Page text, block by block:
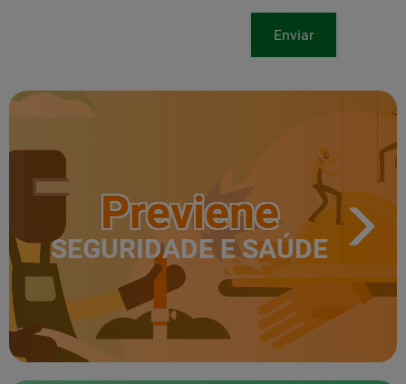
Enviar
Previene
SEGURIDADE E SAÚDE